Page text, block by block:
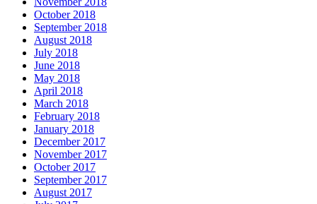
October 2018
September 2018
August 2018
July 2018
June 2018
May 2018
April 2018
March 2018
February 2018
January 2018
December 2017
November 2017
October 2017
September 2017
August 2017